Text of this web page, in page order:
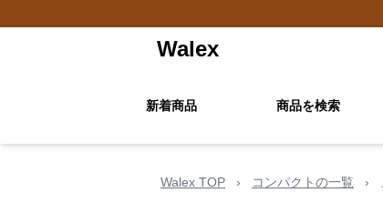
Walex
新着商品 商品を検索
Walex TOP › コンパクトの一覧 ›